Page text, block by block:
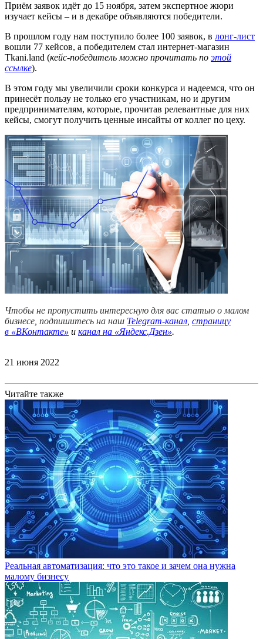
Приём заявок идёт до 15 ноября, затем экспертное жюри
изучает кейсы – и в декабре объявляются победители.
В прошлом году нам поступило более 100 заявок, в лонг-лист
вошли 77 кейсов, а победителем стал интернет-магазин
Tkani.land (кейс-победитель можно прочитать по этой
ссылке).
В этом году мы увеличили сроки конкурса и надеемся, что он
принесёт пользу не только его участникам, но и другим
предпринимателям, которые, прочитав релевантные для них
кейсы, смогут получить ценные инсайты от коллег по цеху.
Чтобы не пропустить интересную для вас статью о малом
бизнесе, подпишитесь на наш Telegram-канал страницу
в «ВКонтакте» и канал на «Яндекс.Дзен».
21 июня 2022
Читайте также
Реальная автоматизация: что это такое и зачем она нужна
малому бизнесу